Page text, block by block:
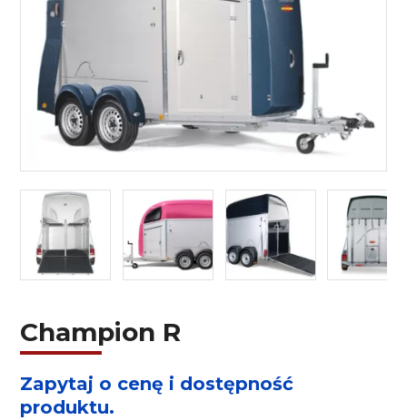
Champion R
Zapytaj o cenę i dostępność
produktu.